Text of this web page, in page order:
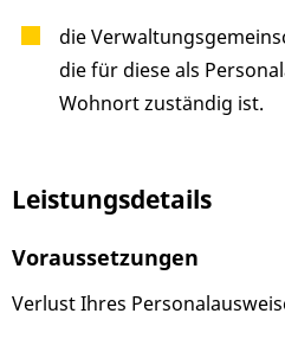
die
die für diese als
Wohnort zuständig ist.
Leistungsdetails
Voraussetzungen
Verlust Ihres